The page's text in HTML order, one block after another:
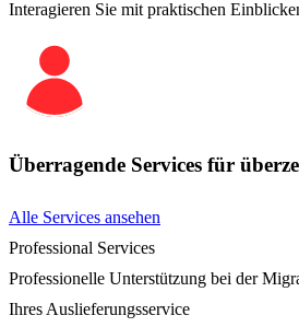
Interagieren Sie mit praktischen
Überragende Services für
Alle Services ansehen
Professional Services
Professionelle Unterstützung bei der
Ihres Auslieferungsservice